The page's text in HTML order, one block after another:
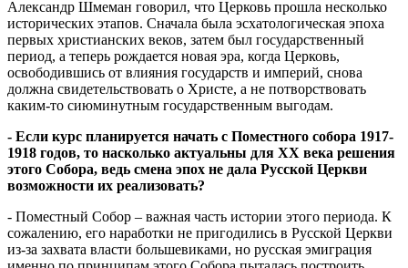
Александр Шмеман говорил, что Церковь прошла несколько
исторических этапов. Сначала была эсхатологическая эпоха
первых христианских веков, затем был государственный
период, а теперь рождается новая эра, когда Церковь,
освободившись от влияния государств и империй, снова
должна свидетельствовать о Христе, а не потворствовать
каким-то сиюминутным государственным выгодам.
- Если курс планируется начать с Поместного собора 1917-
1918 годов, то насколько актуальны для XX века решения
этого Собора, ведь смена эпох не дала Русской Церкви
возможности их реализовать?
- Поместный Собор – важная часть истории этого периода. К
сожалению, его наработки не пригодились в Русской Церкви
из-за захвата власти большевиками, но русская эмиграция